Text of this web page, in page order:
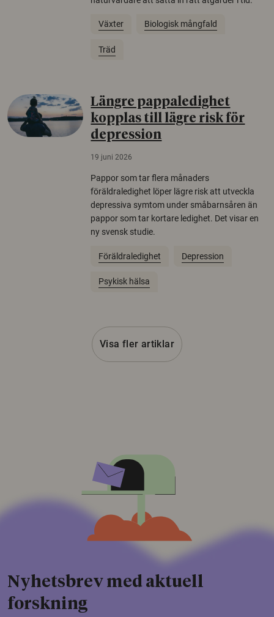
Växter Biologisk mångfald
Träd
Längre pappaledighet
kopplas till lägre risk för
depression
19 juni 2026
Pappor som tar flera månaders
föräldraledighet löper lägre risk att utveckla
depressiva symtom under småbarnsåren än
pappor som tar kortare ledighet. Det visar en
ny svensk studie.
Föräldraledighet Depression
Psykisk hälsa
Visa fler artiklar
Nyhetsbrev med aktuell
forskning